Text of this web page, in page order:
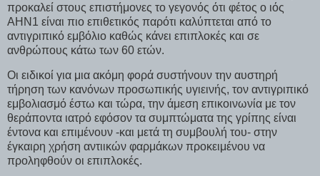
προκαλεί στους επιστήμονες το γεγονός ότι φέτος ο ιός
ΑΗΝ1 είναι πιο επιθετικός παρότι καλύπτεται από το
αντιγριπικό εμβόλιο καθώς κάνει επιπλοκές και σε
ανθρώπους κάτω των 60 ετών.
Οι ειδικοί για μια ακόμη φορά συστήνουν την αυστηρή
τήρηση των κανόνων προσωπικής υγιεινής, τον αντιγριπικό
εμβολιασμό έστω και τώρα, την άμεση επικοινωνία με τον
θεράποντα ιατρό εφόσον τα συμπτώματα της γρίπης είναι
έντονα και επιμένουν -και μετά τη συμβουλή του- στην
έγκαιρη χρήση αντιικών φαρμάκων προκειμένου να
προληφθούν οι επιπλοκές.